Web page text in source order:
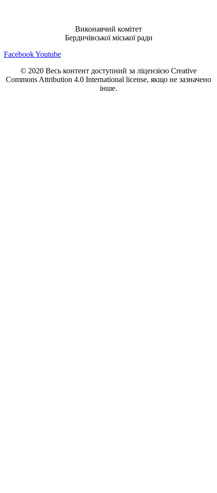
Виконавчий комітет
Бердичівської міської ради
FacebookYoutube
© 2020 Весь контент доступний за ліцензією Creative
Commons Attribution 4.0 International license, якщо не зазначено
інше.